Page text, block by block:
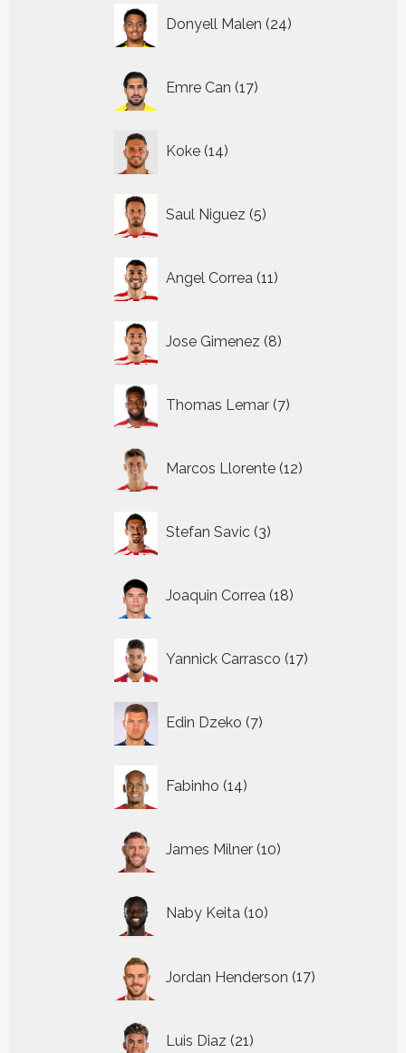
Donyell Malen 24
producten
Emre Can 17
producten
Koke 14
producten
Saul Niguez 5
producten
Angel Correa 11
producten
Jose Gimenez 8
producten
Thomas Lemar 7
producten
Marcos Llorente 12
producten
Stefan Savic 3
producten
Joaquin Correa 18
producten
Yannick Carrasco 17
producten
Edin Dzeko 7
producten
Fabinho 14
producten
James Milner 10
producten
Naby Keita 10
producten
Jordan Henderson 17
producten
Luis Diaz 21